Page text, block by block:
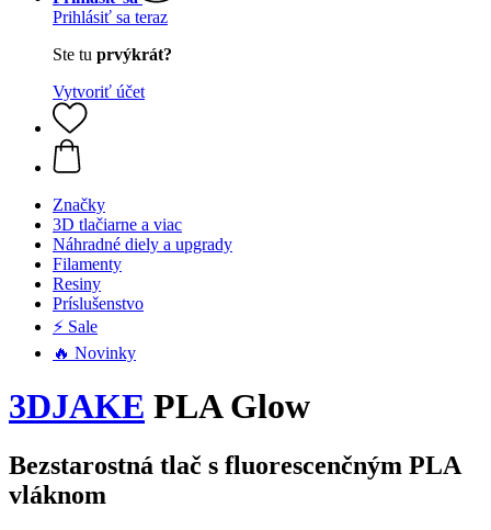
Prihlásiť sa teraz
Ste tu prvýkrát?
Vytvoriť účet
Značky
3D tlačiarne a viac
Náhradné diely a upgrady
Filamenty
Resiny
Príslušenstvo
⚡ Sale
🔥 Novinky
3DJAKE PLA Glow
Bezstarostná tlač s fluorescenčným PLA
vláknom